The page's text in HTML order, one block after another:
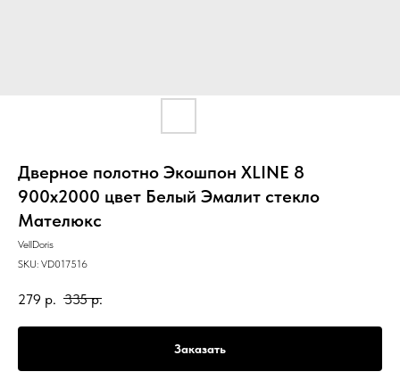
Дверное полотно Экошпон XLINE 8
900х2000 цвет Белый Эмалит стекло
Мателюкс
VellDoris
SKU: VD017516
279 р. 335 р.
Заказать